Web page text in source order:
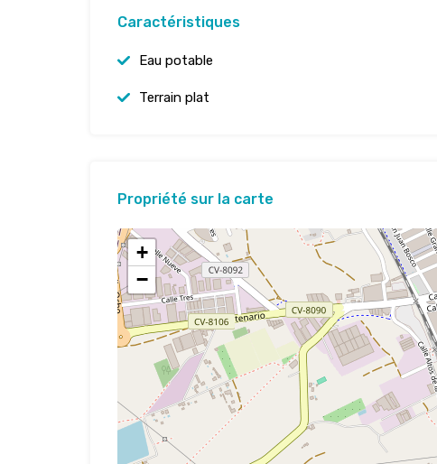
Caractéristiques
Eau potable
Terrain plat
Propriété sur la carte
+
−